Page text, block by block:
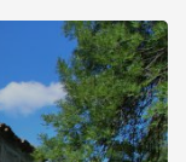
навколишніх
Точної дати […]